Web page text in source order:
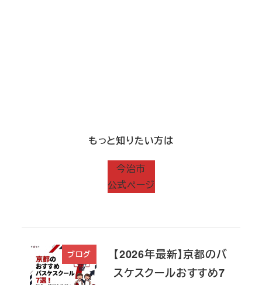
もっと知りたい方は
今治市
公式ページ
ブログ
【2026年最新】京都のバ
スケスクールおすすめ7